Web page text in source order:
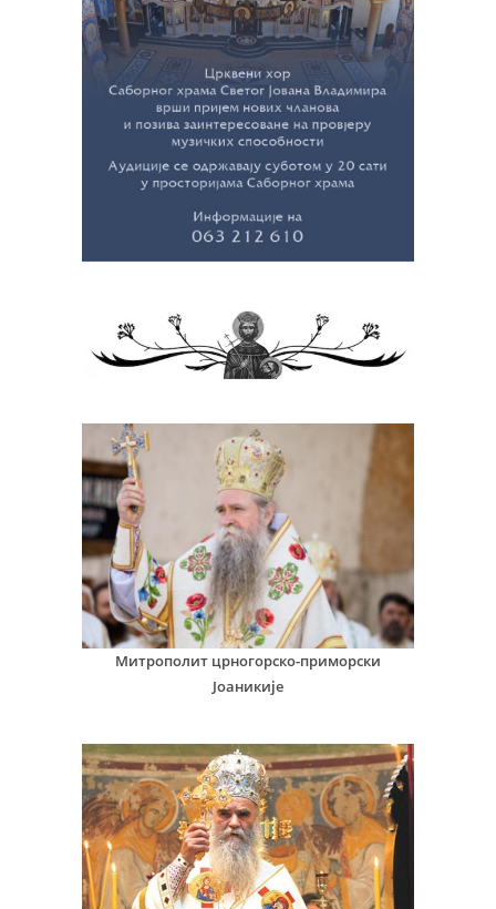
Митрополит црногорско-приморски
Јоаникије